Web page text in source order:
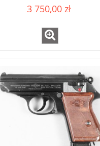
3 750,00 zł